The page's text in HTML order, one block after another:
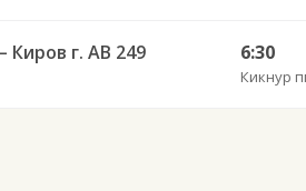
Киров г. АВ 249 6:30
Кикнур